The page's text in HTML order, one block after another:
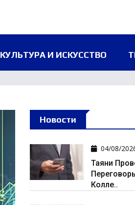
КУЛЬТУРА И ИСКУССТВО
Новости
04/08/
Таяни
Колле..